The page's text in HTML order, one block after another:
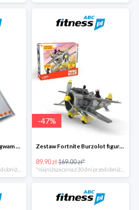
Namiot dla dzieci Tipi Wigwam -31%
*najniższa cena z 30 dni przed obniżką
-47%
Zestaw Fortnite Burzolot figurka -47%
89.90 zł169.00 zł*
*najniższa cena z 30 dni przed obniżką